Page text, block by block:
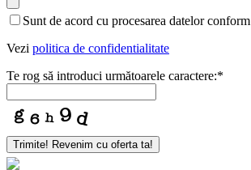
Sunt de acord cu procesarea datelor
Vezi politica de confidentialitate
Te rog să introduci următoarele caractere:*
Website
URL*
Trimite! Revenim cu oferta ta!